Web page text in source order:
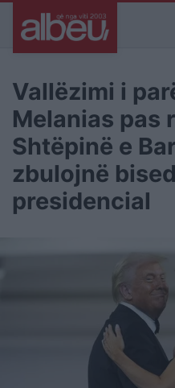
Vallëzimi i
Melanias pas
Shtëpinë e
zbulojnë
presidencial